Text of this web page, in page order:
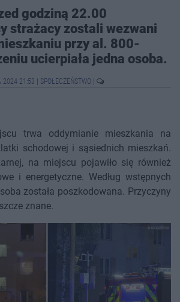
godziną 22.00
strażacy zostali wezwani
przy al. 800-
ucierpiała jedna osoba.
2024 21:53 SPOŁECZEŃSTWO
trwa oddymianie mieszkania na
schodowej i sąsiednich mieszkań.
na miejscu pojawiło się również
i energetyczne. Według wstępnych
została poszkodowana. Przyczyny
znane.